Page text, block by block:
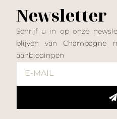
Newsletter
Schrijf u in op onze
blijven van Champagne
aanbiedingen